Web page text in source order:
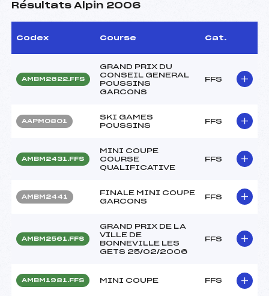
Résultats Alpin 2006
Codex Course Cat.
AMBM2622.FFS
GRAND PRIX DU
CONSEIL GENERAL
POUSSINS
GARCONS
FFS
AAPM0801
SKI GAMES
POUSSINS
FFS
AMBM2431.FFS
MINI COUPE
COURSE
QUALIFICATIVE
FFS
AMBM2441
FINALE MINI COUPE
GARCONS
FFS
AMBM2561.FFS
GRAND PRIX DE LA
VILLE DE
BONNEVILLE LES
GETS 25/02/2006
FFS
AMBM1981.FFS MINI COUPE FFS